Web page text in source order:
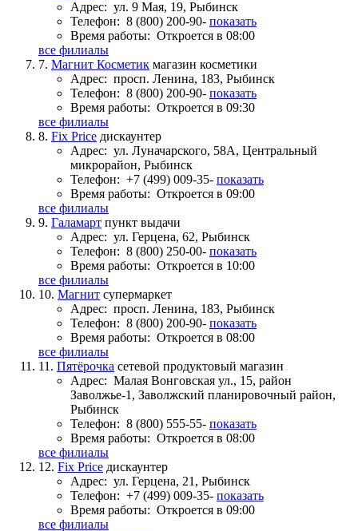
Адрес: ул. 9 Мая, 19, Рыбинск
Телефон: 8 (800) 200-90- показать
Время работы: Откроется в 08:00
все филиалы
7. Магнит Косметик магазин косметики
Адрес: просп. Ленина, 183, Рыбинск
Телефон: 8 (800) 200-90- показать
Время работы: Откроется в 09:30
все филиалы
8. Fix Price дискаунтер
Адрес: ул. Луначарского, 58А, Центральный
микрорайон, Рыбинск
Телефон: +7 (499) 009-35- показать
Время работы: Откроется в 09:00
все филиалы
9. Галамарт пункт выдачи
Адрес: ул. Герцена, 62, Рыбинск
Телефон: 8 (800) 250-00- показать
Время работы: Откроется в 10:00
все филиалы
10. Магнит супермаркет
Адрес: просп. Ленина, 183, Рыбинск
Телефон: 8 (800) 200-90- показать
Время работы: Откроется в 08:00
все филиалы
11. Пятёрочка сетевой продуктовый магазин
Адрес: Малая Вонговская ул., 15, район
Заволжье-1, Заволжский планировочный район,
Рыбинск
Телефон: 8 (800) 555-55- показать
Время работы: Откроется в 08:00
все филиалы
12. Fix Price дискаунтер
Адрес: ул. Герцена, 21, Рыбинск
Телефон: +7 (499) 009-35- показать
Время работы: Откроется в 09:00
все филиалы